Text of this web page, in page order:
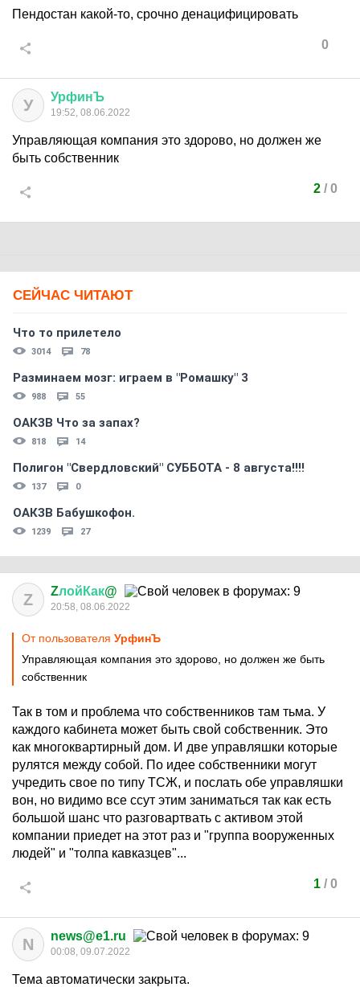
Пендостан какой-то, срочно денацифицировать
0
У УрфинЪ
19:52, 08.06.2022
Управляющая компания это здорово, но должен же
быть собственник
2/ 0
СЕЙЧАС ЧИТАЮТ
Что то прилетело
3014 78
Разминаем мозг: играем в "Ромашку" 3
988 55
ОАКЗВ Что за запах?
818 14
Полигон "Свердловский" СУББОТА - 8 августа!!!!
137 0
ОАКЗВ Бабушкофон.
1239 27
Z ZлойКак@
20:58, 08.06.2022
От пользователя УрфинЪ
Управляющая компания это здорово, но должен же быть
собственник
Так в том и проблема что собственников там тьма. У
каждого кабинета может быть свой собственник. Это
как многоквартирный дом. И две управляшки которые
рулятся между собой. По идее собственники могут
учредить свое по типу ТСЖ, и послать обе управляшки
вон, но видимо все ссут этим заниматься так как есть
большой шанс что разговартвать с активом этой
компании приедет на этот раз и "группа вооруженных
людей" и "толпа кавказцев"...
1/ 0
N news@e1.ru
00:08, 09.07.2022
Тема автоматически закрыта.